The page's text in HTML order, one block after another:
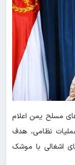
مسلح یمن اعلام
نظامی، هدف
اشغالی با موشک